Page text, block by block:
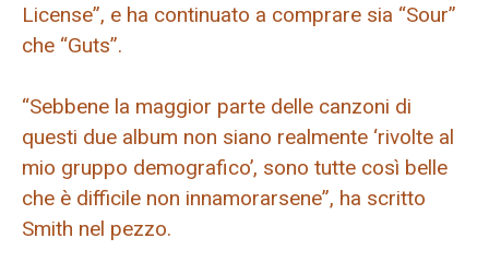
License”, e ha continuato a comprare sia “Sour”
che “Guts”.
“Sebbene la maggior parte delle canzoni di
questi due album non siano realmente ‘rivolte al
mio gruppo demografico’, sono tutte così belle
che è difficile non innamorarsene”, ha scritto
Smith nel pezzo.